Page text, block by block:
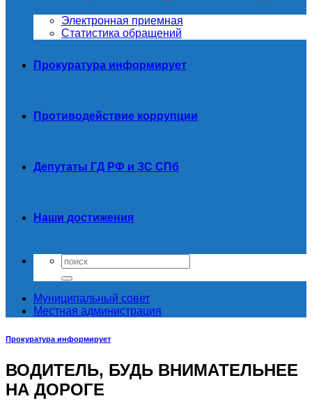
Электронная приемная
Статистика обращений
Прокуратура информирует
Противодействие коррупции
Депутаты ГД РФ и ЗС СПб
Наши достижения
Муниципальный совет
Местная администрация
Прокуратура информирует
ВОДИТЕЛЬ, БУДЬ ВНИМАТЕЛЬНЕЕ
НА ДОРОГЕ